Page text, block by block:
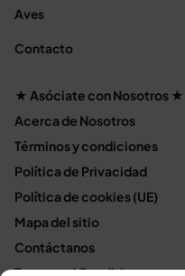
Aves
Contacto
★ Asóciate con Nosotros ★
Acerca de Nosotros
Términos y condiciones
Política de Privacidad
Política de cookies (UE)
Mapa del sitio
Contáctanos
Terms and Conditions